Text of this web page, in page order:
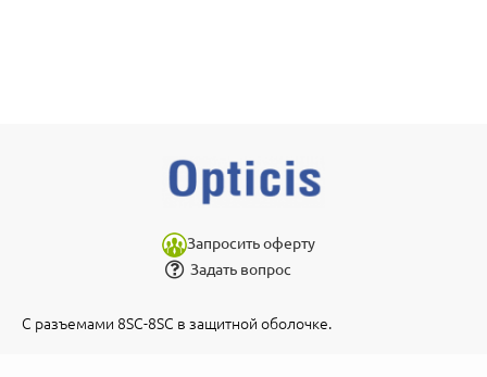
Запросить оферту
Задать вопрос
С разъемами 8SC-8SC в защитной оболочке.